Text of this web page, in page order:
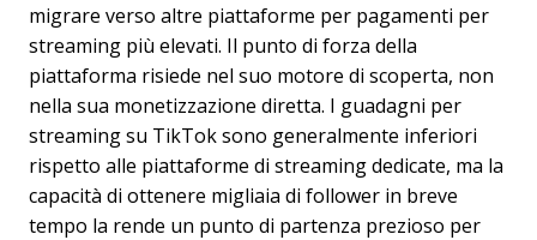
migrare verso altre piattaforme per pagamenti per
streaming più elevati. Il punto di forza della
piattaforma risiede nel suo motore di scoperta, non
nella sua monetizzazione diretta. I guadagni per
streaming su TikTok sono generalmente inferiori
rispetto alle piattaforme di streaming dedicate, ma la
capacità di ottenere migliaia di follower in breve
tempo la rende un punto di partenza prezioso per